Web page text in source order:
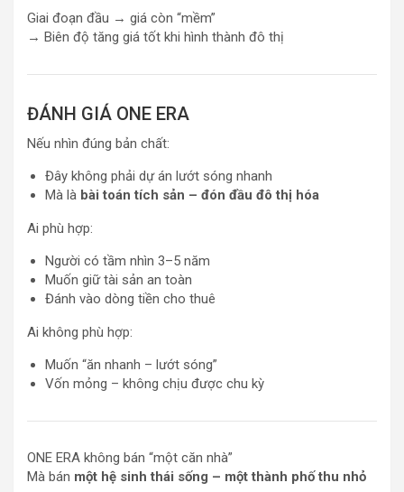
Giai đoạn đầu → giá còn “mềm”
→ Biên độ tăng giá tốt khi hình thành đô thị
ĐÁNH GIÁ ONE ERA
Nếu nhìn đúng bản chất:
Đây không phải dự án lướt sóng nhanh
Mà là bài toán tích sản – đón đầu đô thị hóa
Ai phù hợp:
Người có tầm nhìn 3–5 năm
Muốn giữ tài sản an toàn
Đánh vào dòng tiền cho thuê
Ai không phù hợp:
Muốn “ăn nhanh – lướt sóng”
Vốn mỏng – không chịu được chu kỳ
ONE ERA không bán “một căn nhà”
Mà bán một hệ sinh thái sống – một thành phố thu nhỏ